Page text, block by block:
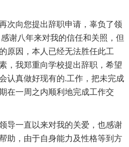
向您提出辞职申请，辜负了领
谢八年来对我的信任和关照，但
原因，本人已经无法胜任此工
，我郑重向学校提出辞职，希望
认真做好现有的.工作，把未完成
在一周之内顺利地完成工作交
一直以来对我的关爱，也感谢
助，由于自身能力及性格等到方